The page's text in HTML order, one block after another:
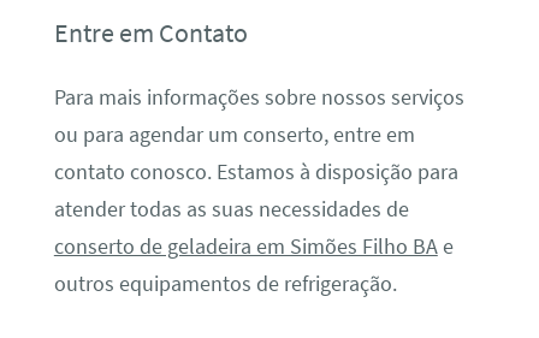
Entre em Contato
Para mais informações sobre nossos serviços
ou para agendar um conserto, entre em
contato conosco. Estamos à disposição para
atender todas as suas necessidades de
conserto de geladeira em Simões Filho BAe
outros equipamentos de refrigeração.